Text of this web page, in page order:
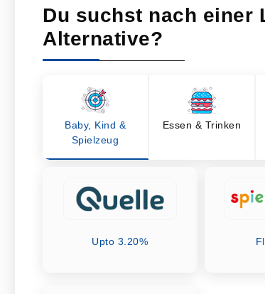
Du suchst nach einer
Alternative?
Baby, Kind &
Spielzeug
Essen & Trinken
Upto 3.20%